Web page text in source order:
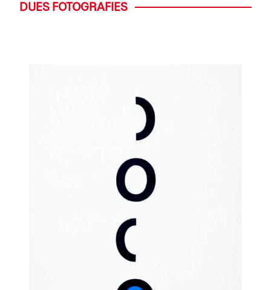
DUES FOTOGRAFIES